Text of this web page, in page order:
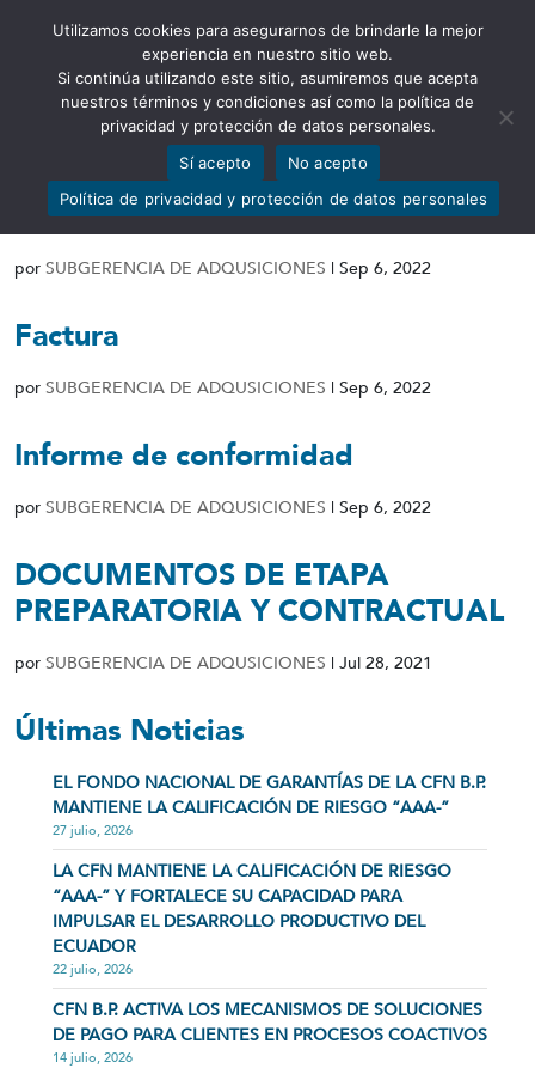
Abrir barra de herramientas
Acta de entrega de recepción
definitiva
por SUBGERENCIA DE ADQUSICIONES | Sep 6, 2022
Factura
por SUBGERENCIA DE ADQUSICIONES | Sep 6, 2022
Informe de conformidad
por SUBGERENCIA DE ADQUSICIONES | Sep 6, 2022
DOCUMENTOS DE ETAPA
PREPARATORIA Y CONTRACTUAL
por SUBGERENCIA DE ADQUSICIONES | Jul 28, 2021
Últimas Noticias
EL FONDO NACIONAL DE GARANTÍAS DE LA CFN B.P.
MANTIENE LA CALIFICACIÓN DE RIESGO “AAA-”
27 julio, 2026
LA CFN MANTIENE LA CALIFICACIÓN DE RIESGO
“AAA-” Y FORTALECE SU CAPACIDAD PARA
IMPULSAR EL DESARROLLO PRODUCTIVO DEL
ECUADOR
22 julio, 2026
CFN B.P. ACTIVA LOS MECANISMOS DE SOLUCIONES
DE PAGO PARA CLIENTES EN PROCESOS COACTIVOS
14 julio, 2026
Utilizamos cookies para asegurarnos de brindarle la mejor
experiencia en nuestro sitio web.
Si continúa utilizando este sitio, asumiremos que acepta
nuestros términos y condiciones así como la política de
privacidad y protección de datos personales.
Sí acepto
No acepto
Política de privacidad y protección de datos personales